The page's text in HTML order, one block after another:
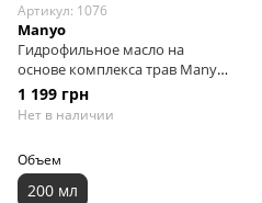
Артикул: 1076
Manyo
Гидрофильное масло на
основе комплекса трав Manyo
Herbgreen Cleansing Oil, 200 мл
1 199 грн
Нет в наличии
Объем
200 мл